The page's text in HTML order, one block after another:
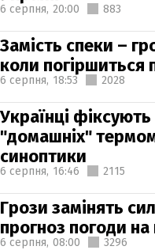
6 серпня, 20:00 883
Замість спеки –
коли погіршиться
6 серпня, 18:53 2028
Українці
"домашніх"
синоптики
6 серпня, 16:46 2115
Грози замінять
прогноз погоди на
6 серпня, 08:00 3296